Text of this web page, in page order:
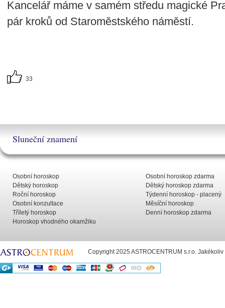
Kancelář máme v samém středu magické
pár kroků od Staroměstského náměstí.
33
Sluneční znamení
Osobní horoskop
Dětský horoskop
Roční horoskop
Osobní konzultace
Tříletý horoskop
Horoskop vhodného okamžiku
Osobní horoskop zdarma
Dětský horoskop zdarma
Týdenní horoskop - placený
Měsíční horoskop
Denní horoskop zdarma
Copyright 2025 ASTROCENTRUM s.r.o.